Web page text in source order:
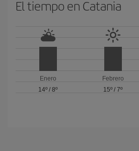
El tiempo en Catania
Enero
14º /8º
Febrero
15º / 7º